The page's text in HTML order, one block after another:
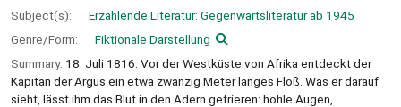
Subject(s):
Erzählende Literatur: Gegenwartsliteratur ab 1945
Genre/Form:
Fiktionale Darstellung
Summary: 18. Juli 1816: Vor der Westküste von Afrika entdeckt der
Kapitän der Argus ein etwa zwanzig Meter langes Floß. Was er darauf
sieht, lässt ihm das Blut in den Adern gefrieren: hohle Augen,